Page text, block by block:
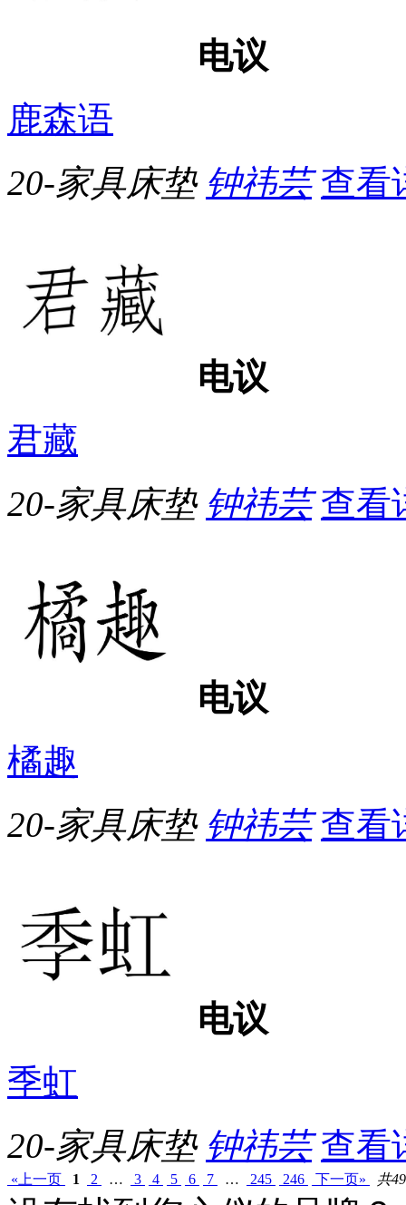
电议
鹿森语
20-家具床垫 钟祎芸 查看
电议
君藏
20-家具床垫 钟祎芸 查看
电议
橘趣
20-家具床垫 钟祎芸 查看
电议
季虹
20-家具床垫 钟祎芸 查看
«上一页 1 2 … 3 4 5 6 7 … 245 246 下一页» 共